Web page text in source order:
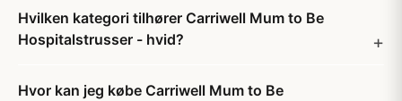
Hvilken kategori tilhører Carriwell Mum to Be
Hospitalstrusser - hvid?
Hvor kan jeg købe Carriwell Mum to Be